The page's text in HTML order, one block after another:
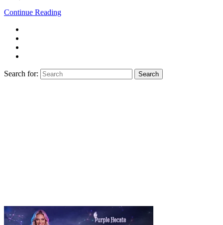
Continue Reading
Search for: Search